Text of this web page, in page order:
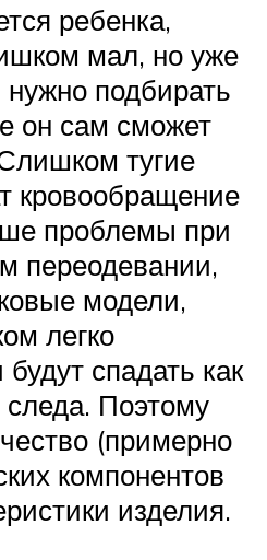
ребенка,
мал, но уже
подбирать
он сам сможет
тугие
кровообращение
проблемы при
переодевании,
модели,
легко
спадать как
следа. Поэтому
(примерно
компонентов
изделия.